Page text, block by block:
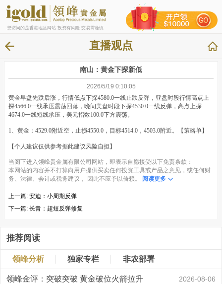
您访问的是香港地区网站 投资有风险 交易需谨慎
直播观点
南山：黄金下探新低
2026/5/19 0:10:05
黄金早盘先跌后涨，行情低点下探4580.0一线止跌反弹，亚盘时段行情高点上
探4566.0一线承压震荡回落，晚间美盘时段下探4530.0一线反弹，高点上探
4674.0一线短线承压，美元指数100.0下方震荡。
1、黄金：4529.0附近空，止损4550.0，目标4514.0，4503.0附近。【策略单】
【个人建议仅供参考据此建议风险自担】
当阁下进入领峰贵金属有限公司网站，即表示自愿接受以下免责条款：
本网站的内容并不打算向用户提供买卖任何投资工具或产品之意见，或任何财
务、法律、会计或税务建议， 因此不应予以倚赖。
阅读更多
上一篇: 安迪：小周期反弹
下一篇: 长青：超短反弹修复
推荐阅读
领峰分析 独家专栏 非农部署
领峰金评：突破突破 黄金破位火箭拉升 2026-08-06